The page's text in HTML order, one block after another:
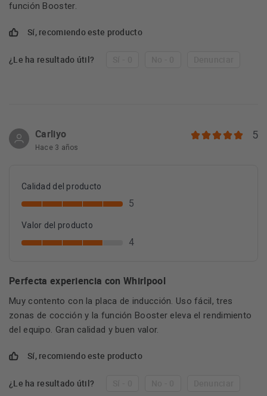
función Booster.
Sí, recomiendo este producto
¿Le ha resultado útil?
Carliyo
Hace 3 años
5
Calidad del producto
5
Valor del producto
4
Perfecta experiencia con Whirlpool
Muy contento con la placa de inducción. Uso fácil, tres
zonas de cocción y la función Booster eleva el rendimiento
del equipo. Gran calidad y buen valor.
Sí, recomiendo este producto
¿Le ha resultado útil?